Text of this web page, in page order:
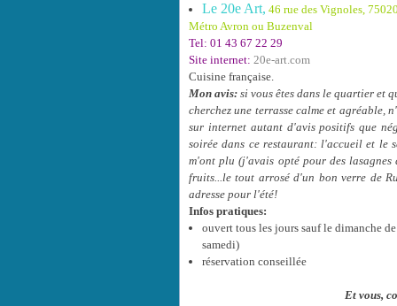
Le 20e Art, 46 rue des Vignoles,
Métro Avron ou Buzenval
Tel: 01 43 67 22 29
Site internet: 20e-art.com
Cuisine française.
Mon avis: si vous êtes dans le quartier et
cherchez une terrasse calme et
sur internet autant d'avis positifs que
soirée dans ce restaurant: l'accueil et le
m'ont plu (j'avais opté pour des
fruits...le tout arrosé d'un bon verre de
adresse pour l'été!
Infos pratiques:
ouvert tous les jours sauf le dimanche
samedi)
réservation conseillée
Et vous,